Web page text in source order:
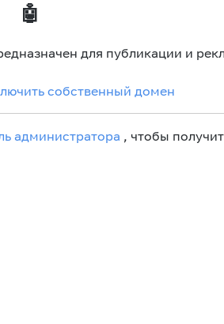
🤖
для публикации и
собственный домен
администратора , чтобы